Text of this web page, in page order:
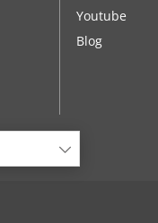
Youtube
Blog